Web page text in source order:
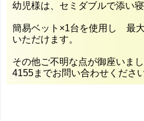
幼児様は、セミダブルで添い寝
簡易ベット×1台を使用し 最
いただけます。
その他ご不明な点が御座い
4155までお問い合わせください